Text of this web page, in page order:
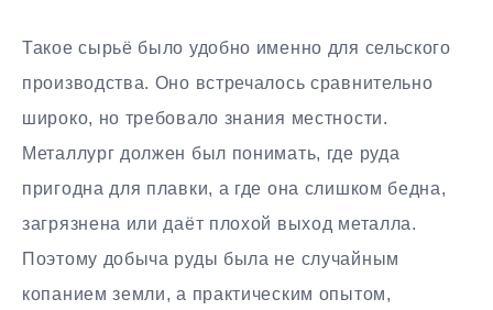
Такое сырьё было удобно именно для сельского
производства. Оно встречалось сравнительно
широко, но требовало знания местности.
Металлург должен был понимать, где руда
пригодна для плавки, а где она слишком бедна,
загрязнена или даёт плохой выход металла.
Поэтому добыча руды была не случайным
копанием земли, а практическим опытом,